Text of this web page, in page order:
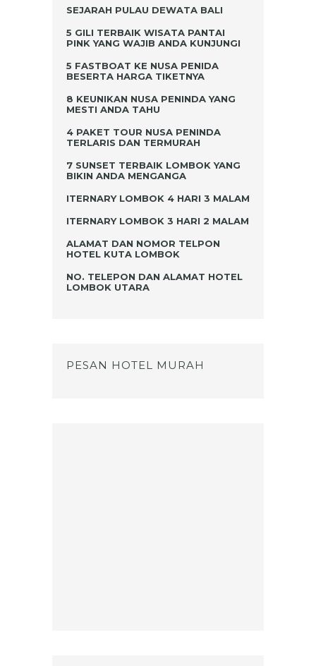
SEJARAH PULAU DEWATA BALI
5 GILI TERBAIK WISATA PANTAI
PINK YANG WAJIB ANDA KUNJUNGI
5 FASTBOAT KE NUSA PENIDA
BESERTA HARGA TIKETNYA
8 KEUNIKAN NUSA PENINDA YANG
MESTI ANDA TAHU
4 PAKET TOUR NUSA PENINDA
TERLARIS DAN TERMURAH
7 SUNSET TERBAIK LOMBOK YANG
BIKIN ANDA MENGANGA
ITERNARY LOMBOK 4 HARI 3 MALAM
ITERNARY LOMBOK 3 HARI 2 MALAM
ALAMAT DAN NOMOR TELPON
HOTEL KUTA LOMBOK
NO. TELEPON DAN ALAMAT HOTEL
LOMBOK UTARA
PESAN HOTEL MURAH